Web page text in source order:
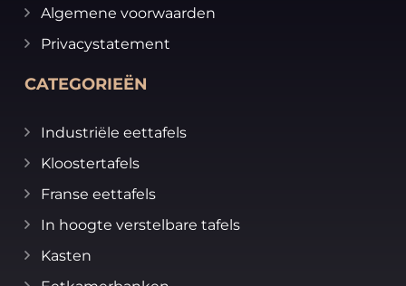
Algemene voorwaarden
Privacystatement
CATEGORIEËN
Industriële eettafels
Kloostertafels
Franse eettafels
In hoogte verstelbare tafels
Kasten